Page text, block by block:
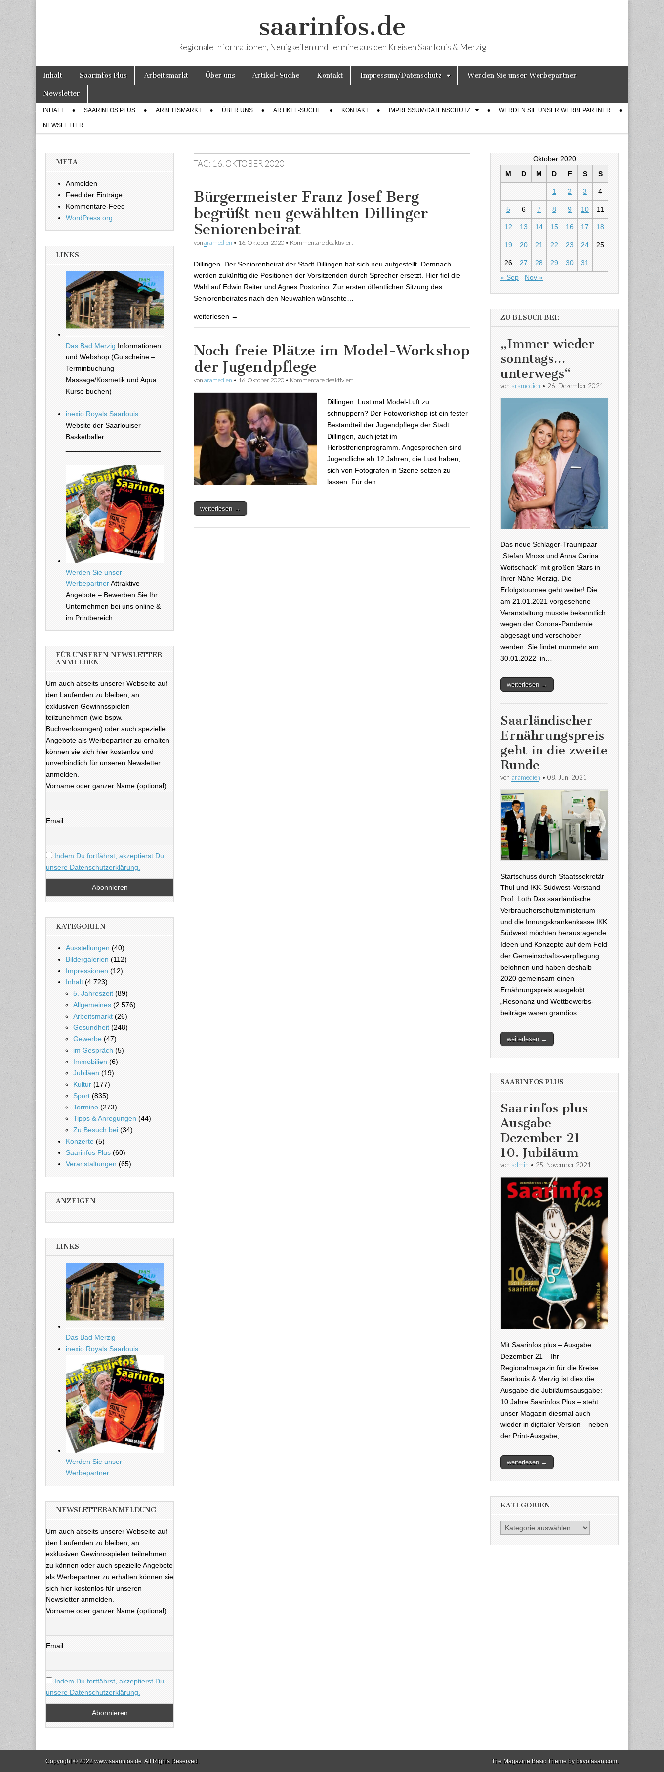
saarinfos.de
Regionale Informationen, Neuigkeiten und Termine aus den Kreisen Saarlouis & Merzig
Hauptmenü
Weiter zum Inhalt
Inhalt Saarinfos Plus Arbeitsmarkt Über uns Artikel-Suche Kontakt Impressum/Datenschutz Werden Sie unser Werbepartner
Newsletter
Untermenü
INHALT SAARINFOS PLUS ARBEITSMARKT ÜBER UNS ARTIKEL-SUCHE KONTAKT IMPRESSUM/DATENSCHUTZ WERDEN SIE UNSER WERBEPARTNER
NEWSLETTER
TAG: 16. OKTOBER 2020
Bürgermeister Franz Josef Berg
begrüßt neu gewählten Dillinger
Seniorenbeirat
von aramedien • 16. Oktober 2020 • Kommentare deaktiviert
Dillingen. Der Seniorenbeirat der Stadt Dillingen hat sich neu aufgestellt. Demnach
werden zukünftig die Positionen der Vorsitzenden durch Sprecher ersetzt. Hier fiel die
Wahl auf Edwin Reiter und Agnes Postorino. Zur ersten öffentlichen Sitzung des
Seniorenbeirates nach den Neuwahlen wünschte…
weiterlesen →
Noch freie Plätze im Model-Workshop
der Jugendpflege
von aramedien • 16. Oktober 2020 • Kommentare deaktiviert
Dillingen. Lust mal Model-Luft zu
schnuppern? Der Fotoworkshop ist ein fester
Bestandteil der Jugendpflege der Stadt
Dillingen, auch jetzt im
Herbstferienprogramm. Angesprochen sind
Jugendliche ab 12 Jahren, die Lust haben,
sich von Fotografen in Szene setzen zu
lassen. Für den…
weiterlesen →
META
Anmelden
Feed der Einträge
Kommentare-Feed
WordPress.org
LINKS
Das Bad Merzig Informationen
und Webshop (Gutscheine –
Terminbuchung
Massage/Kosmetik und Aqua
Kurse buchen)
inexio Royals Saarlouis
Website der Saarlouiser
Basketballer
Werden Sie unser
WerbepartnerAttraktive
Angebote – Bewerben Sie Ihr
Unternehmen bei uns online &
im Printbereich
FÜR UNSEREN NEWSLETTER
ANMELDEN
Um auch abseits unserer Webseite auf
den Laufenden zu bleiben, an
exklusiven Gewinnsspielen
teilzunehmen (wie bspw.
Buchverlosungen) oder auch spezielle
Angebote als Werbepartner zu erhalten
können sie sich hier kostenlos und
unverbindlich für unseren Newsletter
anmelden.
Vorname oder ganzer Name (optional)
Email
Indem Du fortfährst, akzeptierst Du
unsere Datenschutzerklärung.
KATEGORIEN
Ausstellungen (40)
Bildergalerien (112)
Impressionen (12)
Inhalt (4.723)
5. Jahreszeit (89)
Allgemeines (2.576)
Arbeitsmarkt (26)
Gesundheit (248)
Gewerbe (47)
im Gespräch (5)
Immobilien (6)
Jubiläen (19)
Kultur (177)
Sport (835)
Termine (273)
Tipps & Anregungen (44)
Zu Besuch bei (34)
Konzerte (5)
Saarinfos Plus (60)
Veranstaltungen (65)
ANZEIGEN
LINKS
Das Bad Merzig
inexio Royals Saarlouis
Werden Sie unser
Werbepartner
NEWSLETTERANMELDUNG
Um auch abseits unserer Webseite auf
den Laufenden zu bleiben, an
exklusiven Gewinnsspielen teilnehmen
zu können oder auch spezielle Angebote
als Werbepartner zu erhalten können sie
sich hier kostenlos für unseren
Newsletter anmelden.
Vorname oder ganzer Name (optional)
Email
Indem Du fortfährst, akzeptierst Du
unsere Datenschutzerklärung.
Oktober 2020
M
D M D F S S
1 2 3 4
5 6 7 8 9 10 11
12 13 14 15 16 17 18
19 20 21 22 23 24 25
26 27 28 29 30
31
« Sep
Nov »
ZU BESUCH BEI:
„Immer wieder
sonntags…
unterwegs“
von aramedien • 26. Dezember 2021
Das neue Schlager-Traumpaar
„Stefan Mross und Anna Carina
Woitschack“ mit großen Stars in
Ihrer Nähe Merzig. Die
Erfolgstournee geht weiter! Die
am 21.01.2021 vorgesehene
Veranstaltung musste bekanntlich
wegen der Corona-Pandemie
abgesagt und verschoben
werden. Sie findet nunmehr am
30.01.2022 |in…
weiterlesen →
Saarländischer
Ernährungspreis
geht in die zweite
Runde
von aramedien • 08. Juni 2021
Startschuss durch Staatssekretär
Thul und IKK-Südwest-Vorstand
Prof. Loth Das saarländische
Verbraucherschutzministerium
und die Innungskrankenkasse IKK
Südwest möchten herausragende
Ideen und Konzepte auf dem Feld
der Gemeinschafts-verpflegung
belohnen und haben deshalb
2020 gemeinsam einen
Ernährungspreis ausgelobt.
„Resonanz und Wettbewerbs-
beiträge waren grandios.…
weiterlesen →
SAARINFOS PLUS
Saarinfos plus –
Ausgabe
Dezember 21 –
10. Jubiläum
von admin • 25. November 2021
Mit Saarinfos plus – Ausgabe
Dezember 21 – Ihr
Regionalmagazin für die Kreise
Saarlouis & Merzig ist dies die
Ausgabe die Jubiläumsausgabe:
10 Jahre Saarinfos Plus – steht
unser Magazin diesmal auch
wieder in digitaler Version – neben
der Print-Ausgabe,…
weiterlesen →
KATEGORIEN
Kategorien
Copyright © 2022 www.saarinfos.de. All Rights Reserved. The Magazine Basic Theme bybavotasan.com.